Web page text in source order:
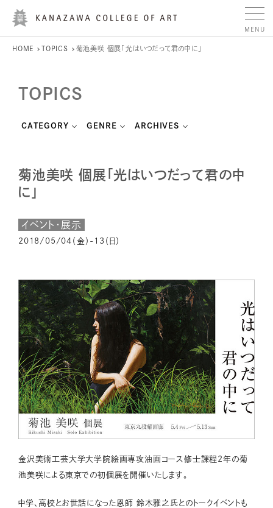
HOME TOPICS 菊池美咲 個展「光はいつだって君の中に」
TOPICS
CATEGORY GENRE ARCHIVES
菊池美咲 個展「光はいつだって君の中
に」
イベント・展示
2018/05/04（金）-13（日）
金沢美術工芸大学大学院絵画専攻油画コース修士課程2年の菊
池美咲による東京での初個展を開催いたします。
中学、高校とお世話になった恩師 鈴木雅之氏とのトークイベントも